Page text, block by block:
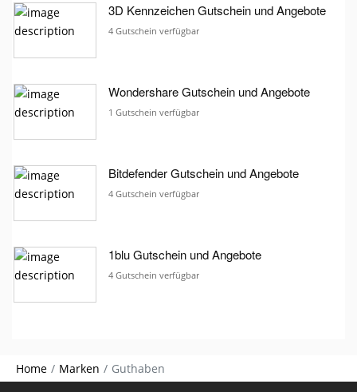
3D Kennzeichen Gutschein und Angebote
4 Gutschein verfügbar
Wondershare Gutschein und Angebote
1 Gutschein verfügbar
Bitdefender Gutschein und Angebote
4 Gutschein verfügbar
1blu Gutschein und Angebote
4 Gutschein verfügbar
Home Marken Guthaben